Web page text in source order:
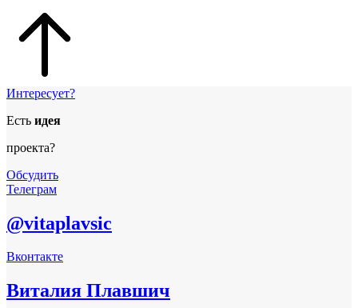
Интересует?
Есть идея
проекта?
Обсудить
Телеграм
@vitaplavsic
Вконтакте
Виталия Плавшич